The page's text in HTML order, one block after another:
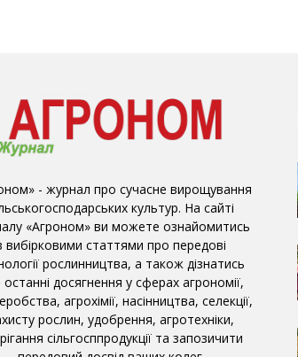
- журнал про сучасне вирощування
культур. На сайті
«Агроном» ви можете ознайомитись
вибірковими статтями про передові
рослинництва, а також дізнатись
досягнення у сферах агрономії,
агрохімії, насінництва, селекції,
рослин, удобрення, агротехніки,
сільгосппродукції та запозичити